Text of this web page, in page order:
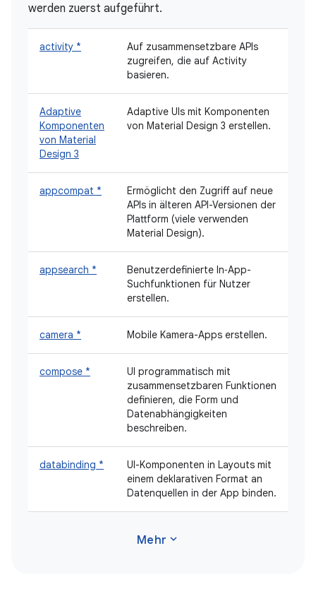
werden zuerst aufgeführt.
activity *
Auf zusammensetzbare APIs
zugreifen, die auf Activity
basieren.
Adaptive
Komponenten
von Material
Design 3
Adaptive UIs mit Komponenten
von Material Design 3 erstellen.
appcompat *
Ermöglicht den Zugriff auf neue
APIs in älteren API-Versionen der
Plattform (viele verwenden
Material Design).
appsearch *
Benutzerdefinierte In‑App-
Suchfunktionen für Nutzer
erstellen.
camera * Mobile Kamera-Apps erstellen.
compose *
UI programmatisch mit
zusammensetzbaren Funktionen
definieren, die Form und
Datenabhängigkeiten
beschreiben.
databinding *
UI-Komponenten in Layouts mit
einem deklarativen Format an
Datenquellen in der App binden.
Mehr expand_more